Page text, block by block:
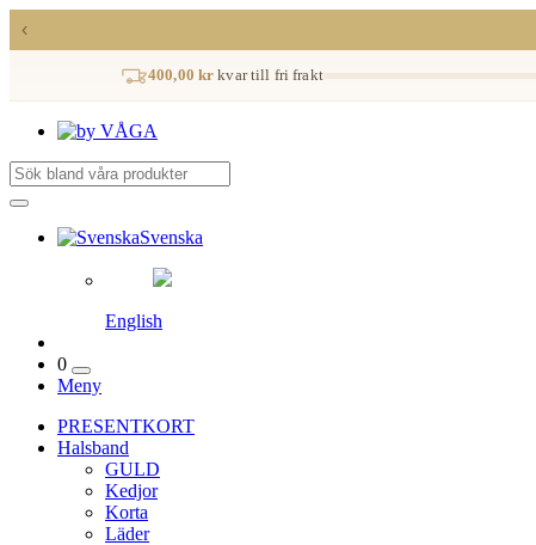
‹
400,00 kr kvar till fri frakt
Svenska
English
0
Meny
PRESENTKORT
Halsband
GULD
Kedjor
Korta
Läder